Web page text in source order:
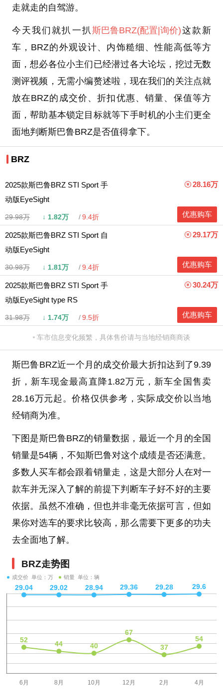
走就走的自驾游。
今天我们就扒一扒 斯巴鲁BRZ(配置|询价)这款新
车，BRZ的外观设计、内饰糙细、性能高低等方
面，想必各位小主们已经潜过各大论坛，挖过无数
测评视频，无需小编赘述啦，现在我们的关注点就
放在BRZ的成交价、折扣优惠、销量、保值等方
面，帮助基本锁定目标就等下手时机的小主们更全
面地判断斯巴鲁BRZ是否值得拿下。
BRZ
2025款斯巴鲁BRZ STI Sport 手
动版EyeSight
29.98万 ↓ 1.82万 9.4折
28.16万
优惠购车
2025款斯巴鲁BRZ STI Sport 自
动版EyeSight
30.98万 ↓ 1.81万 9.4折
29.17万
优惠购车
2025款斯巴鲁BRZ STI Sport 手
动版EyeSight type RS
31.98万 ↓ 1.74万 9.5折
30.24万
优惠购车
车市信息变化频繁，具体售价请与当地经销商商谈
斯巴鲁BRZ近一个月的成交价最大折扣达到了9.39
折，新车现金最高直降1.82万元，新车全国售卖
28.16万元起。价格仅供参考，实际成交价以当地
经销商为准。
下图是斯巴鲁BRZ的销量数据，最近一个月的全国
销量是54辆，不知斯巴鲁对这个成绩是否还满意。
多数人买车都会跟着销量走，这是大部分人在对一
款车并无深入了解的前提下判断车子好不好的主要
依据。虽然不准确，但也并非毫无依据可言，但如
果你对选车的要求比较高，那么需要下更多的功夫
去全面地了解。
BRZ走势图
成交价 单位：万 销量 单位：辆